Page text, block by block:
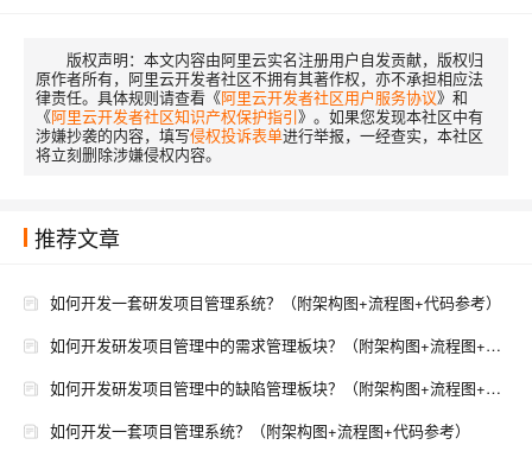
版权声明： 本文内容由阿里云实名注册用户自发贡献，版权归
原作者所有，阿里云开发者社区不拥有其著作权，亦不承担相应法
律责任。具体规则请查看《阿里云开发者社区用户服务协议》和
《阿里云开发者社区知识产权保护指引》。如果您发现本社区中有
涉嫌抄袭的内容，填写侵权投诉表单进行举报，一经查实，本社区
将立刻删除涉嫌侵权内容。
推荐文章
如何开发一套研发项目管理系统？（附架构图+流程图+代码参考）
如何开发研发项目管理中的需求管理板块？（附架构图+流程图+代码参考）
如何开发研发项目管理中的缺陷管理板块？（附架构图+流程图+代码参考）
如何开发一套项目管理系统？（附架构图+流程图+代码参考）